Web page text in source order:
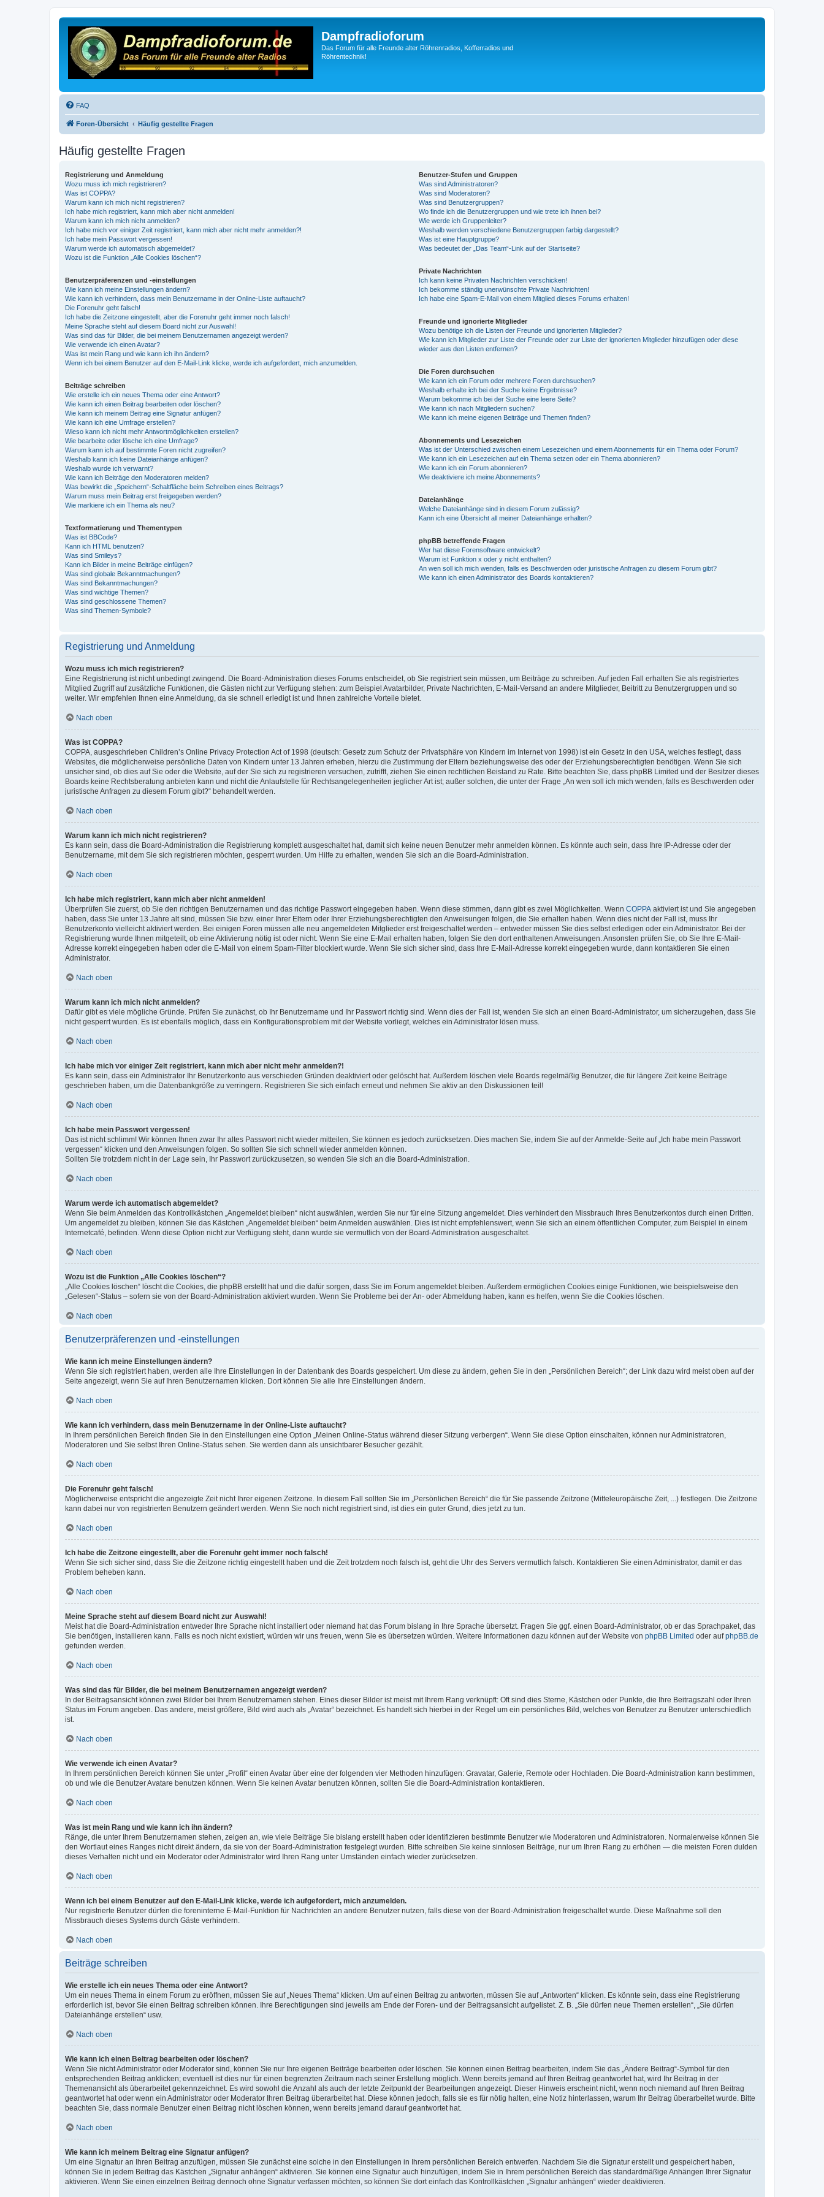
Dampfradioforum
Das Forum für alle Freunde alter Röhrenradios, Kofferradios und
Röhrentechnik!
FAQ
Foren-Übersicht Häufig gestellte Fragen
Häufig gestellte Fragen
Registrierung und Anmeldung
Wozu muss ich mich registrieren?
Was ist COPPA?
Warum kann ich mich nicht registrieren?
Ich habe mich registriert, kann mich aber nicht anmelden!
Warum kann ich mich nicht anmelden?
Ich habe mich vor einiger Zeit registriert, kann mich aber nicht mehr anmelden?!
Ich habe mein Passwort vergessen!
Warum werde ich automatisch abgemeldet?
Wozu ist die Funktion „Alle Cookies löschen“?
Benutzerpräferenzen und -einstellungen
Wie kann ich meine Einstellungen ändern?
Wie kann ich verhindern, dass mein Benutzername in der Online-Liste auftaucht?
Die Forenuhr geht falsch!
Ich habe die Zeitzone eingestellt, aber die Forenuhr geht immer noch falsch!
Meine Sprache steht auf diesem Board nicht zur Auswahl!
Was sind das für Bilder, die bei meinem Benutzernamen angezeigt werden?
Wie verwende ich einen Avatar?
Was ist mein Rang und wie kann ich ihn ändern?
Wenn ich bei einem Benutzer auf den E-Mail-Link klicke, werde ich aufgefordert, mich anzumelden.
Beiträge schreiben
Wie erstelle ich ein neues Thema oder eine Antwort?
Wie kann ich einen Beitrag bearbeiten oder löschen?
Wie kann ich meinem Beitrag eine Signatur anfügen?
Wie kann ich eine Umfrage erstellen?
Wieso kann ich nicht mehr Antwortmöglichkeiten erstellen?
Wie bearbeite oder lösche ich eine Umfrage?
Warum kann ich auf bestimmte Foren nicht zugreifen?
Weshalb kann ich keine Dateianhänge anfügen?
Weshalb wurde ich verwarnt?
Wie kann ich Beiträge den Moderatoren melden?
Was bewirkt die „Speichern“-Schaltfläche beim Schreiben eines Beitrags?
Warum muss mein Beitrag erst freigegeben werden?
Wie markiere ich ein Thema als neu?
Textformatierung und Thementypen
Was ist BBCode?
Kann ich HTML benutzen?
Was sind Smileys?
Kann ich Bilder in meine Beiträge einfügen?
Was sind globale Bekanntmachungen?
Was sind Bekanntmachungen?
Was sind wichtige Themen?
Was sind geschlossene Themen?
Was sind Themen-Symbole?
Benutzer-Stufen und Gruppen
Was sind Administratoren?
Was sind Moderatoren?
Was sind Benutzergruppen?
Wo finde ich die Benutzergruppen und wie trete ich ihnen bei?
Wie werde ich Gruppenleiter?
Weshalb werden verschiedene Benutzergruppen farbig dargestellt?
Was ist eine Hauptgruppe?
Was bedeutet der „Das Team“-Link auf der Startseite?
Private Nachrichten
Ich kann keine Privaten Nachrichten verschicken!
Ich bekomme ständig unerwünschte Private Nachrichten!
Ich habe eine Spam-E-Mail von einem Mitglied dieses Forums erhalten!
Freunde und ignorierte Mitglieder
Wozu benötige ich die Listen der Freunde und ignorierten Mitglieder?
Wie kann ich Mitglieder zur Liste der Freunde oder zur Liste der ignorierten Mitglieder hinzufügen oder diese
wieder aus den Listen entfernen?
Die Foren durchsuchen
Wie kann ich ein Forum oder mehrere Foren durchsuchen?
Weshalb erhalte ich bei der Suche keine Ergebnisse?
Warum bekomme ich bei der Suche eine leere Seite?
Wie kann ich nach Mitgliedern suchen?
Wie kann ich meine eigenen Beiträge und Themen finden?
Abonnements und Lesezeichen
Was ist der Unterschied zwischen einem Lesezeichen und einem Abonnements für ein Thema oder Forum?
Wie kann ich ein Lesezeichen auf ein Thema setzen oder ein Thema abonnieren?
Wie kann ich ein Forum abonnieren?
Wie deaktiviere ich meine Abonnements?
Dateianhänge
Welche Dateianhänge sind in diesem Forum zulässig?
Kann ich eine Übersicht all meiner Dateianhänge erhalten?
phpBB betreffende Fragen
Wer hat diese Forensoftware entwickelt?
Warum ist Funktion x oder y nicht enthalten?
An wen soll ich mich wenden, falls es Beschwerden oder juristische Anfragen zu diesem Forum gibt?
Wie kann ich einen Administrator des Boards kontaktieren?
Registrierung und Anmeldung
Wozu muss ich mich registrieren?
Eine Registrierung ist nicht unbedingt zwingend. Die Board-Administration dieses Forums entscheidet, ob Sie registriert sein müssen, um Beiträge zu schreiben. Auf jeden Fall erhalten Sie als registriertes
Mitglied Zugriff auf zusätzliche Funktionen, die Gästen nicht zur Verfügung stehen: zum Beispiel Avatarbilder, Private Nachrichten, E-Mail-Versand an andere Mitglieder, Beitritt zu Benutzergruppen und so
weiter. Wir empfehlen Ihnen eine Anmeldung, da sie schnell erledigt ist und Ihnen zahlreiche Vorteile bietet.
Nach oben
Was ist COPPA?
COPPA, ausgeschrieben Children’s Online Privacy Protection Act of 1998 (deutsch: Gesetz zum Schutz der Privatsphäre von Kindern im Internet von 1998) ist ein Gesetz in den USA, welches festlegt, dass
Websites, die möglicherweise persönliche Daten von Kindern unter 13 Jahren erheben, hierzu die Zustimmung der Eltern beziehungsweise des oder der Erziehungsberechtigten benötigen. Wenn Sie sich
unsicher sind, ob dies auf Sie oder die Website, auf der Sie sich zu registrieren versuchen, zutrifft, ziehen Sie einen rechtlichen Beistand zu Rate. Bitte beachten Sie, dass phpBB Limited und der Besitzer dieses
Boards keine Rechtsberatung anbieten kann und nicht die Anlaufstelle für Rechtsangelegenheiten jeglicher Art ist; außer solchen, die unter der Frage „An wen soll ich mich wenden, falls es Beschwerden oder
juristische Anfragen zu diesem Forum gibt?“ behandelt werden.
Nach oben
Warum kann ich mich nicht registrieren?
Es kann sein, dass die Board-Administration die Registrierung komplett ausgeschaltet hat, damit sich keine neuen Benutzer mehr anmelden können. Es könnte auch sein, dass Ihre IP-Adresse oder der
Benutzername, mit dem Sie sich registrieren möchten, gesperrt wurden. Um Hilfe zu erhalten, wenden Sie sich an die Board-Administration.
Nach oben
Ich habe mich registriert, kann mich aber nicht anmelden!
Überprüfen Sie zuerst, ob Sie den richtigen Benutzernamen und das richtige Passwort eingegeben haben. Wenn diese stimmen, dann gibt es zwei Möglichkeiten. Wenn COPPA aktiviert ist und Sie angegeben
haben, dass Sie unter 13 Jahre alt sind, müssen Sie bzw. einer Ihrer Eltern oder Ihrer Erziehungsberechtigten den Anweisungen folgen, die Sie erhalten haben. Wenn dies nicht der Fall ist, muss Ihr
Benutzerkonto vielleicht aktiviert werden. Bei einigen Foren müssen alle neu angemeldeten Mitglieder erst freigeschaltet werden – entweder müssen Sie dies selbst erledigen oder ein Administrator. Bei der
Registrierung wurde Ihnen mitgeteilt, ob eine Aktivierung nötig ist oder nicht. Wenn Sie eine E-Mail erhalten haben, folgen Sie den dort enthaltenen Anweisungen. Ansonsten prüfen Sie, ob Sie Ihre E-Mail-
Adresse korrekt eingegeben haben oder die E-Mail von einem Spam-Filter blockiert wurde. Wenn Sie sich sicher sind, dass Ihre E-Mail-Adresse korrekt eingegeben wurde, dann kontaktieren Sie einen
Administrator.
Nach oben
Warum kann ich mich nicht anmelden?
Dafür gibt es viele mögliche Gründe. Prüfen Sie zunächst, ob Ihr Benutzername und Ihr Passwort richtig sind. Wenn dies der Fall ist, wenden Sie sich an einen Board-Administrator, um sicherzugehen, dass Sie
nicht gesperrt wurden. Es ist ebenfalls möglich, dass ein Konfigurationsproblem mit der Website vorliegt, welches ein Administrator lösen muss.
Nach oben
Ich habe mich vor einiger Zeit registriert, kann mich aber nicht mehr anmelden?!
Es kann sein, dass ein Administrator Ihr Benutzerkonto aus verschieden Gründen deaktiviert oder gelöscht hat. Außerdem löschen viele Boards regelmäßig Benutzer, die für längere Zeit keine Beiträge
geschrieben haben, um die Datenbankgröße zu verringern. Registrieren Sie sich einfach erneut und nehmen Sie aktiv an den Diskussionen teil!
Nach oben
Ich habe mein Passwort vergessen!
Das ist nicht schlimm! Wir können Ihnen zwar Ihr altes Passwort nicht wieder mitteilen, Sie können es jedoch zurücksetzen. Dies machen Sie, indem Sie auf der Anmelde-Seite auf „Ich habe mein Passwort
vergessen“ klicken und den Anweisungen folgen. So sollten Sie sich schnell wieder anmelden können.
Sollten Sie trotzdem nicht in der Lage sein, Ihr Passwort zurückzusetzen, so wenden Sie sich an die Board-Administration.
Nach oben
Warum werde ich automatisch abgemeldet?
Wenn Sie beim Anmelden das Kontrollkästchen „Angemeldet bleiben“ nicht auswählen, werden Sie nur für eine Sitzung angemeldet. Dies verhindert den Missbrauch Ihres Benutzerkontos durch einen Dritten.
Um angemeldet zu bleiben, können Sie das Kästchen „Angemeldet bleiben“ beim Anmelden auswählen. Dies ist nicht empfehlenswert, wenn Sie sich an einem öffentlichen Computer, zum Beispiel in einem
Internetcafé, befinden. Wenn diese Option nicht zur Verfügung steht, dann wurde sie vermutlich von der Board-Administration ausgeschaltet.
Nach oben
Wozu ist die Funktion „Alle Cookies löschen“?
„Alle Cookies löschen“ löscht die Cookies, die phpBB erstellt hat und die dafür sorgen, dass Sie im Forum angemeldet bleiben. Außerdem ermöglichen Cookies einige Funktionen, wie beispielsweise den
„Gelesen“-Status – sofern sie von der Board-Administration aktiviert wurden. Wenn Sie Probleme bei der An- oder Abmeldung haben, kann es helfen, wenn Sie die Cookies löschen.
Nach oben
Benutzerpräferenzen und -einstellungen
Wie kann ich meine Einstellungen ändern?
Wenn Sie sich registriert haben, werden alle Ihre Einstellungen in der Datenbank des Boards gespeichert. Um diese zu ändern, gehen Sie in den „Persönlichen Bereich“; der Link dazu wird meist oben auf der
Seite angezeigt, wenn Sie auf Ihren Benutzernamen klicken. Dort können Sie alle Ihre Einstellungen ändern.
Nach oben
Wie kann ich verhindern, dass mein Benutzername in der Online-Liste auftaucht?
In Ihrem persönlichen Bereich finden Sie in den Einstellungen eine Option „Meinen Online-Status während dieser Sitzung verbergen“. Wenn Sie diese Option einschalten, können nur Administratoren,
Moderatoren und Sie selbst Ihren Online-Status sehen. Sie werden dann als unsichtbarer Besucher gezählt.
Nach oben
Die Forenuhr geht falsch!
Möglicherweise entspricht die angezeigte Zeit nicht Ihrer eigenen Zeitzone. In diesem Fall sollten Sie im „Persönlichen Bereich“ die für Sie passende Zeitzone (Mitteleuropäische Zeit, ...) festlegen. Die Zeitzone
kann dabei nur von registrierten Benutzern geändert werden. Wenn Sie noch nicht registriert sind, ist dies ein guter Grund, dies jetzt zu tun.
Nach oben
Ich habe die Zeitzone eingestellt, aber die Forenuhr geht immer noch falsch!
Wenn Sie sich sicher sind, dass Sie die Zeitzone richtig eingestellt haben und die Zeit trotzdem noch falsch ist, geht die Uhr des Servers vermutlich falsch. Kontaktieren Sie einen Administrator, damit er das
Problem beheben kann.
Nach oben
Meine Sprache steht auf diesem Board nicht zur Auswahl!
Meist hat die Board-Administration entweder Ihre Sprache nicht installiert oder niemand hat das Forum bislang in Ihre Sprache übersetzt. Fragen Sie ggf. einen Board-Administrator, ob er das Sprachpaket, das
Sie benötigen, installieren kann. Falls es noch nicht existiert, würden wir uns freuen, wenn Sie es übersetzen würden. Weitere Informationen dazu können auf der Website von phpBB Limited oder aufphpBB.de
gefunden werden.
Nach oben
Was sind das für Bilder, die bei meinem Benutzernamen angezeigt werden?
In der Beitragsansicht können zwei Bilder bei Ihrem Benutzernamen stehen. Eines dieser Bilder ist meist mit Ihrem Rang verknüpft: Oft sind dies Sterne, Kästchen oder Punkte, die Ihre Beitragszahl oder Ihren
Status im Forum angeben. Das andere, meist größere, Bild wird auch als „Avatar“ bezeichnet. Es handelt sich hierbei in der Regel um ein persönliches Bild, welches von Benutzer zu Benutzer unterschiedlich
ist.
Nach oben
Wie verwende ich einen Avatar?
In Ihrem persönlichen Bereich können Sie unter „Profil“ einen Avatar über eine der folgenden vier Methoden hinzufügen: Gravatar, Galerie, Remote oder Hochladen. Die Board-Administration kann bestimmen,
ob und wie die Benutzer Avatare benutzen können. Wenn Sie keinen Avatar benutzen können, sollten Sie die Board-Administration kontaktieren.
Nach oben
Was ist mein Rang und wie kann ich ihn ändern?
Ränge, die unter Ihrem Benutzernamen stehen, zeigen an, wie viele Beiträge Sie bislang erstellt haben oder identifizieren bestimmte Benutzer wie Moderatoren und Administratoren. Normalerweise können Sie
den Wortlaut eines Ranges nicht direkt ändern, da sie von der Board-Administration festgelegt wurden. Bitte schreiben Sie keine sinnlosen Beiträge, nur um Ihren Rang zu erhöhen — die meisten Foren dulden
dieses Verhalten nicht und ein Moderator oder Administrator wird Ihren Rang unter Umständen einfach wieder zurücksetzen.
Nach oben
Wenn ich bei einem Benutzer auf den E-Mail-Link klicke, werde ich aufgefordert, mich anzumelden.
Nur registrierte Benutzer dürfen die foreninterne E-Mail-Funktion für Nachrichten an andere Benutzer nutzen, falls diese von der Board-Administration freigeschaltet wurde. Diese Maßnahme soll den
Missbrauch dieses Systems durch Gäste verhindern.
Nach oben
Beiträge schreiben
Wie erstelle ich ein neues Thema oder eine Antwort?
Um ein neues Thema in einem Forum zu eröffnen, müssen Sie auf „Neues Thema“ klicken. Um auf einen Beitrag zu antworten, müssen Sie auf „Antworten“ klicken. Es könnte sein, dass eine Registrierung
erforderlich ist, bevor Sie einen Beitrag schreiben können. Ihre Berechtigungen sind jeweils am Ende der Foren- und der Beitragsansicht aufgelistet. Z. B. „Sie dürfen neue Themen erstellen“, „Sie dürfen
Dateianhänge erstellen“ usw.
Nach oben
Wie kann ich einen Beitrag bearbeiten oder löschen?
Wenn Sie nicht Administrator oder Moderator sind, können Sie nur Ihre eigenen Beiträge bearbeiten oder löschen. Sie können einen Beitrag bearbeiten, indem Sie das „Ändere Beitrag“-Symbol für den
entsprechenden Beitrag anklicken; eventuell ist dies nur für einen begrenzten Zeitraum nach seiner Erstellung möglich. Wenn bereits jemand auf Ihren Beitrag geantwortet hat, wird Ihr Beitrag in der
Themenansicht als überarbeitet gekennzeichnet. Es wird sowohl die Anzahl als auch der letzte Zeitpunkt der Bearbeitungen angezeigt. Dieser Hinweis erscheint nicht, wenn noch niemand auf Ihren Beitrag
geantwortet hat oder wenn ein Administrator oder Moderator Ihren Beitrag überarbeitet hat. Diese können jedoch, falls sie es für nötig halten, eine Notiz hinterlassen, warum Ihr Beitrag überarbeitet wurde. Bitte
beachten Sie, dass normale Benutzer einen Beitrag nicht löschen können, wenn bereits jemand darauf geantwortet hat.
Nach oben
Wie kann ich meinem Beitrag eine Signatur anfügen?
Um eine Signatur an Ihren Beitrag anzufügen, müssen Sie zunächst eine solche in den Einstellungen in Ihrem persönlichen Bereich entwerfen. Nachdem Sie die Signatur erstellt und gespeichert haben,
können Sie in jedem Beitrag das Kästchen „Signatur anhängen“ aktivieren. Sie können eine Signatur auch hinzufügen, indem Sie in Ihrem persönlichen Bereich das standardmäßige Anhängen Ihrer Signatur
aktivieren. Wenn Sie einen einzelnen Beitrag dennoch ohne Signatur verfassen möchten, so können Sie dort einfach das Kontrollkästchen „Signatur anhängen“ wieder deaktivieren.